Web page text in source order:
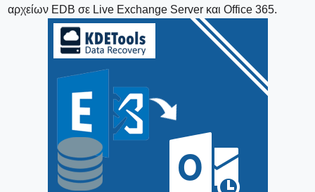
αρχείων EDB σε Live Exchange Server και Office 365.